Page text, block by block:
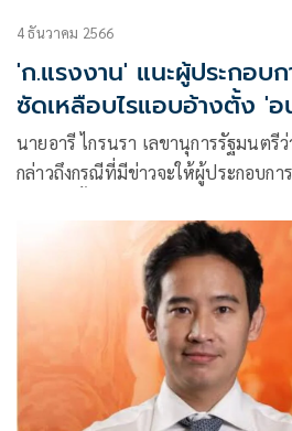
4 ธันวาคม 2566
'ก.แรงงาน' แนะผู้ประกอบ
ซัดเหลือบไรแอบอ้างตั้ง '
นายอารี ไกรนรา เลขานุการรัฐมนตรี
กล่าวถึงกรณีที่มีข่าวจะให้ผู้ประกอบกา